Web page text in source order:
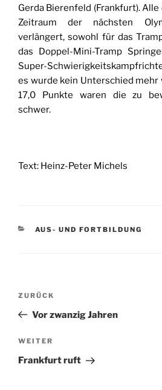
Gerda Bierenfeld (Frankfurt).
Zeitraum der nächsten
verlängert, sowohl für das
das Doppel-Mini-Tramp
Super-
es wurde kein Unterschied mehr
17,0 Punkte waren die zu
schwer.
Text: Heinz-Peter Michels
KATEGORIEN
AUS- UND FORTBILDUNG
Beitragsnavigation
Vorheriger
Beitrag
ZURÜCK
Vor zwanzig Jahren
Nächster
Beitrag
WEITER
Frankfurt ruft